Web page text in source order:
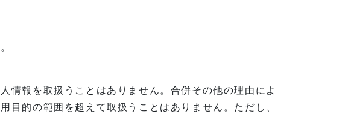
情報を取扱うことはありません。合併その他の理由によ
目的の範囲を超えて取扱うことはありません。ただし、